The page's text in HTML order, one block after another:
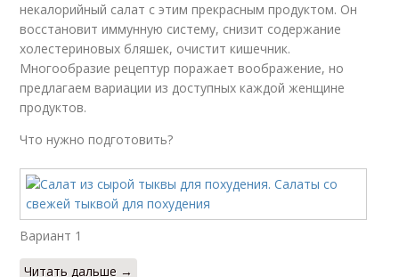
некалорийный салат с этим прекрасным продуктом. Он
восстановит иммунную систему, снизит содержание
холестериновых бляшек, очистит кишечник.
Многообразие рецептур поражает воображение, но
предлагаем вариации из доступных каждой женщине
продуктов.
Что нужно подготовить?
Вариант 1
Читать дальше →